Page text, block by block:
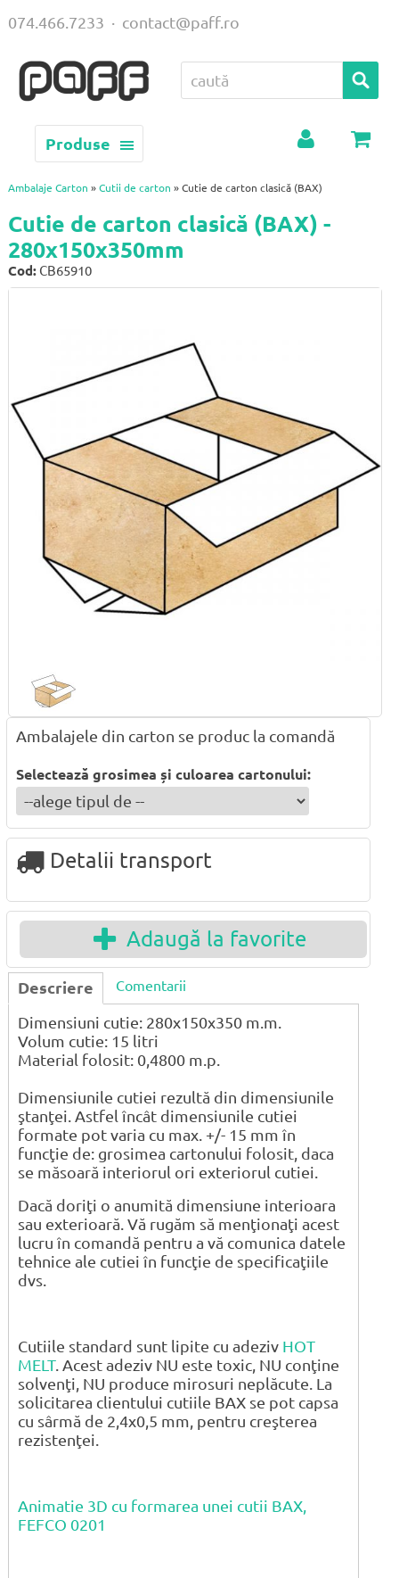
Produse
074.466.7233 · contact@paff.ro
Ambalaje Carton » Cutii de carton » Cutie de carton clasică (BAX)
Cutie de carton clasică (BAX) -
280x150x350mm
Cod: CB65910
Ambalajele din carton se produc la comandă
Selectează grosimea și culoarea cartonului:
Detalii transport
Adaugă la favorite
Descriere Comentarii
Dimensiuni cutie: 280x150x350 m.m.
Volum cutie: 15 litri
Material folosit: 0,4800 m.p.
Dimensiunile cutiei rezultă din dimensiunile
ştanţei. Astfel încât dimensiunile cutiei
formate pot varia cu max. +/- 15 mm în
funcţie de: grosimea cartonului folosit, daca
se măsoară interiorul ori exteriorul cutiei.
Dacă doriţi o anumită dimensiune interioara
sau exterioară. Vă rugăm să menţionaţi acest
lucru în comandă pentru a vă comunica datele
tehnice ale cutiei în funcţie de specificaţiile
dvs.
Cutiile standard sunt lipite cu adeziv HOT
MELT. Acest adeziv NU este toxic, NU conţine
solvenţi, NU produce mirosuri neplăcute. La
solicitarea clientului cutiile BAX se pot capsa
cu sârmă de 2,4x0,5 mm, pentru creşterea
rezistenţei.
Animatie 3D cu formarea unei cutii BAX,
FEFCO 0201